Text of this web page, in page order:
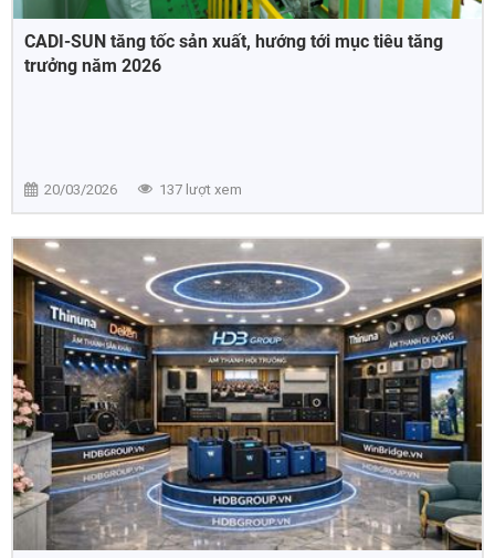
CADI-SUN tăng tốc sản xuất, hướng tới mục tiêu tăng
trưởng năm 2026
20/03/2026 137 lượt xem